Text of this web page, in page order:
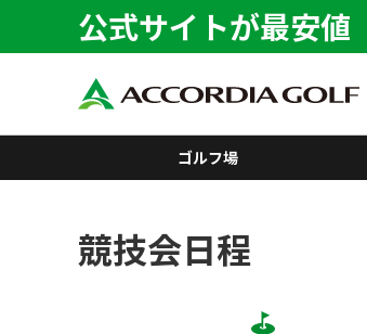
公式サイトが最安値
ゴルフ場
競技会日程